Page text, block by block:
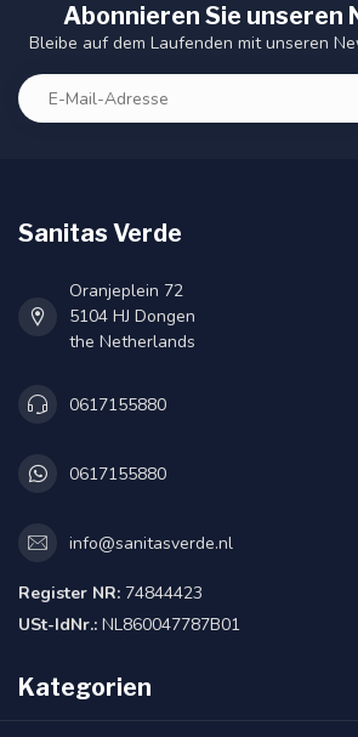
Abonnieren Sie unseren
Bleibe auf dem Laufenden mit unseren
Sanitas Verde
Oranjeplein 72
5104 HJ Dongen
the Netherlands
0617155880
0617155880
info@sanitasverde.nl
Register NR: 74844423
USt-IdNr.: NL860047787B01
Kategorien